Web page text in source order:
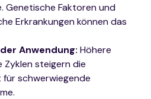
Genetische Faktoren und
Erkrankungen können das
Anwendung: Höhere
Zyklen steigern die
für schwerwiegende